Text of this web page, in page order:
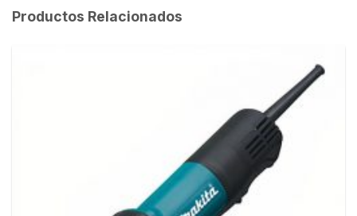
Productos Relacionados